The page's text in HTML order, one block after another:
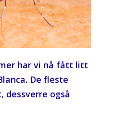
har vi nå fått litt
De fleste
dessverre også